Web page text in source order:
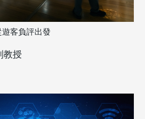
客負評出發
教授